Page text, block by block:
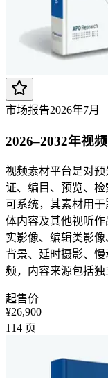
市场报告2026年7月
2026–2032年视
视频素材平台是对
证、编目、预览、
可系统，其素材用
体内容及其他视听
实影像、编辑类影
背景、延时摄影、
频，内容来源包括
起售价
¥26,900
114 页